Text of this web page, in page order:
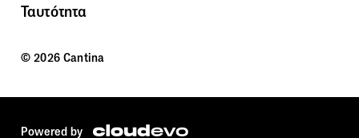
Ταυτότητα
© 2026 Cantina
Powered by